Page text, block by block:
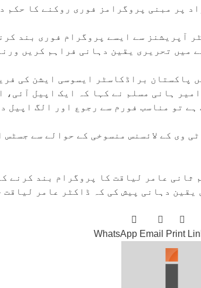
پر مبنی پروگرامز فوری روکنے کا حکم
آپریشنز سے ایسے پروگرام فوری بند
میں تحریری یقین دہانی فراہم کریں
پاکستان براڈکاسٹر ایسوسی ایشن کی
ہے تو مناسب فورم سے رجوع اور الگ اپیل
وی کے لائسنس منسوخی کے حوالے سے
ثانی عامر لیاقت کا پروگرام بند کرنے
یقین دہانی پیش کی کہ ڈاکٹر عامر
Print
Email
WhatsApp